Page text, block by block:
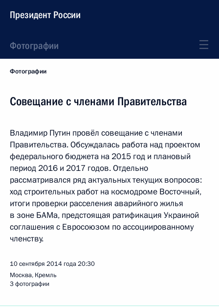
Президент России
Фотографии
Фотографии
Совещание с членами Правительства
Владимир Путин провёл совещание с членами
Правительства. Обсуждалась работа над проектом
федерального бюджета на 2015 год и плановый
период 2016 и 2017 годов. Отдельно
рассматривался ряд актуальных текущих вопросов:
ход строительных работ на космодроме Восточный,
итоги проверки расселения аварийного жилья
в зоне БАМа, предстоящая ратификация Украиной
соглашения с Евросоюзом по ассоциированному
членству.
10 сентября 2014 года20:30
Москва, Кремль
3 фотографии